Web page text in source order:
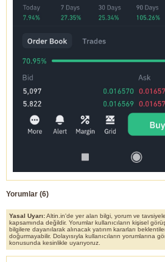
Yorumlar (6)
Yasal Uyarı:Altin.in'de yer alan bilgi, yorum ve tavsiyeler
kapsamında değildir. Yorumlar kullanıcıların kişisel
bilgilere dayanılarak alınacak yatırım kararları
doğurmayabilir. Dolayısıyla kullanıcıların yorumlarına
konusunda kesinlikle uyarıyoruz.